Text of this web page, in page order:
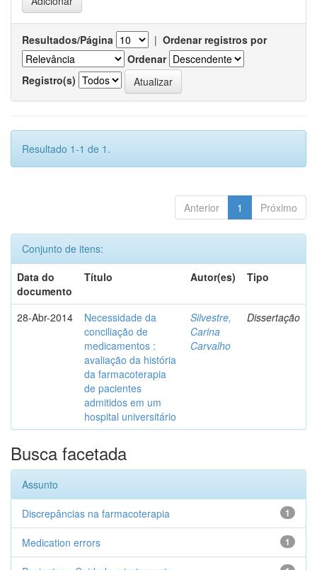
Resultados/Página | Ordenar registros por
Ordenar
Registro(s)
Resultado 1-1 de 1.
Anterior 1 Próximo
Conjunto de itens:
Data do
documento
Título Autor(es) Tipo
28-Abr-2014
Necessidade da
conciliação de
medicamentos :
avaliação da história
da farmacoterapia
de pacientes
admitidos em um
hospital universitário
Silvestre,
Carina
Carvalho
Dissertação
Busca facetada
Assunto
1
Discrepâncias na farmacoterapia
1
Medication errors